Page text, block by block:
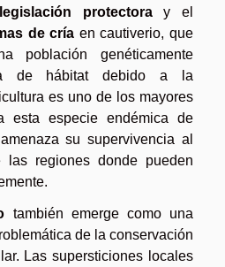
legislación protectoray el
de cría en cautiverio, que
población genéticamente
de hábitat debido a la
es uno de los mayores
esta especie endémica de
su supervivencia al
las regiones donde pueden
también emerge como una
de la conservación
Las supersticiones locales